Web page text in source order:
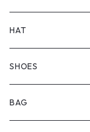
BOTTOMS
OUTER
TOPS
BOTTOMS
ONEPIECE
HAT
SHOES
ブーツ
BAG